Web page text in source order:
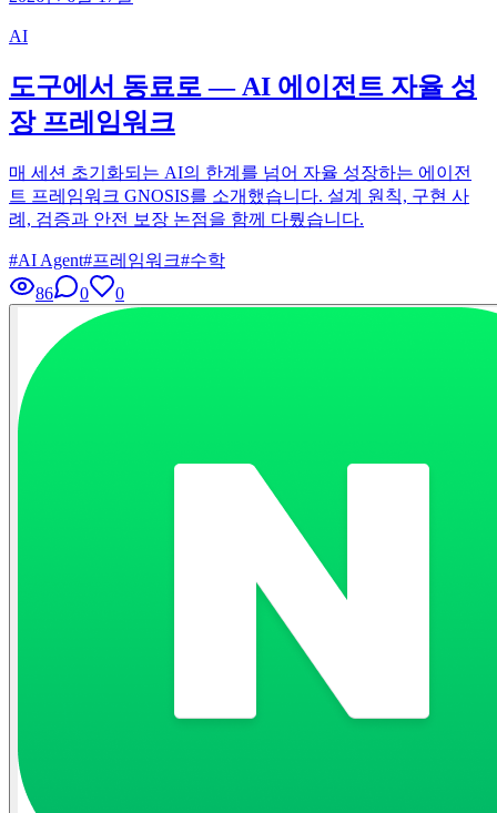
AI
도구에서 동료로 — AI 에이전트 자율 성
장 프레임워크
매 세션 초기화되는 AI의 한계를 넘어 자율 성장하는 에이전
트 프레임워크 GNOSIS를 소개했습니다. 설계 원칙, 구현 사
례, 검증과 안전 보장 논점을 함께 다뤘습니다.
#AI Agent#프레임워크#수학
86
0 0